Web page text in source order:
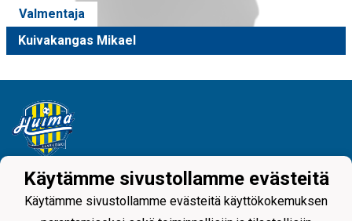
Valmentaja
Kuivakangas Mikael
Tietosuojaseloste
Käytämme sivustollamme evästeitä
Käytämme sivustollamme evästeitä käyttökokemuksen